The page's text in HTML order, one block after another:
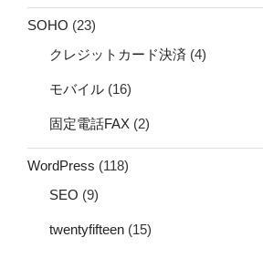
SOHO (23)
クレジットカード決済 (4)
モバイル (16)
固定電話FAX (2)
WordPress (118)
SEO (9)
twentyfifteen (15)